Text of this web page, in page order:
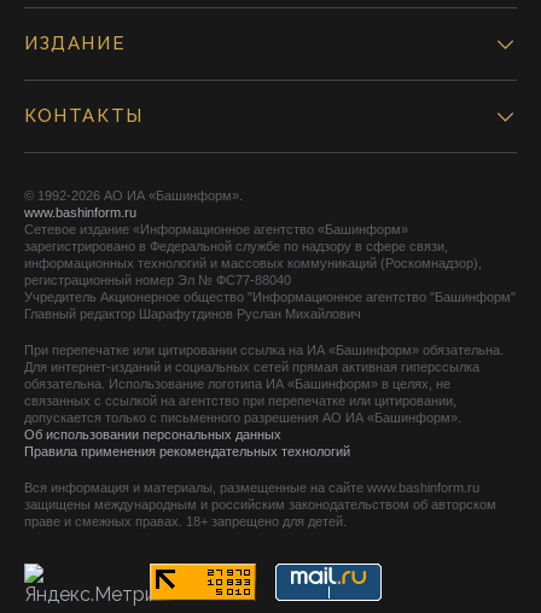
ИЗДАНИЕ
КОНТАКТЫ
© 1992-2026 АО ИА «Башинформ».
www.bashinform.ru
Сетевое издание «Информационное агентство «Башинформ»
зарегистрировано в Федеральной службе по надзору в сфере связи,
информационных технологий и массовых коммуникаций (Роскомнадзор),
регистрационный номер Эл № ФС77-88040
Учредитель Акционерное общество "Информационное агентство "Башинформ"
Главный редактор Шарафутдинов Руслан Михайлович
При перепечатке или цитировании ссылка на ИА «Башинформ» обязательна.
Для интернет-изданий и социальных сетей прямая активная гиперссылка
обязательна. Использование логотипа ИА «Башинформ» в целях, не
связанных с ссылкой на агентство при перепечатке или цитировании,
допускается только с письменного разрешения АО ИА «Башинформ».
Об использовании персональных данных
Правила применения рекомендательных технологий
Вся информация и материалы, размещенные на сайте www.bashinform.ru
защищены международным и российским законодательством об авторском
праве и смежных правах. 18+ запрещено для детей.